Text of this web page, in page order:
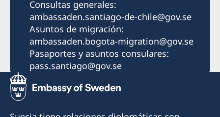
Consultas generales:
ambassaden.santiago-de-chile@gov.se
Asuntos de migración:
ambassaden.bogota-migration@gov.se
Pasaportes y asuntos consulares:
pass.santiago@gov.se